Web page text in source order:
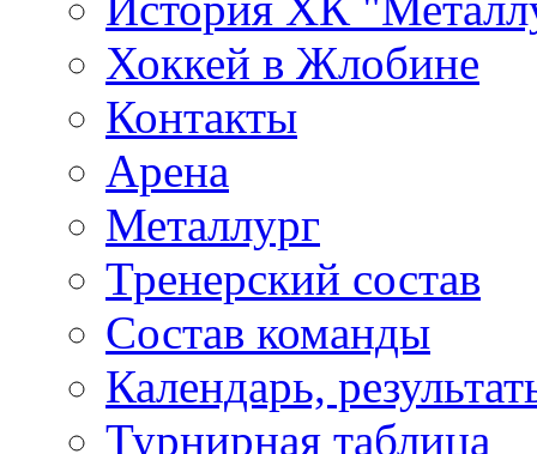
Хоккей в Жлобине
Контакты
Арена
Металлург
Тренерский состав
Состав команды
Календарь,
Турнирная таблица